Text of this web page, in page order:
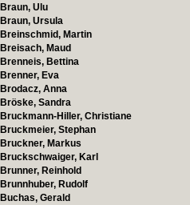
Braun, Ulu
Braun, Ursula
Breinschmid, Martin
Breisach, Maud
Brenneis, Bettina
Brenner, Eva
Brodacz, Anna
Bröske, Sandra
Bruckmann-Hiller, Christiane
Bruckmeier, Stephan
Bruckner, Markus
Bruckschwaiger, Karl
Brunner, Reinhold
Brunnhuber, Rudolf
Buchas, Gerald